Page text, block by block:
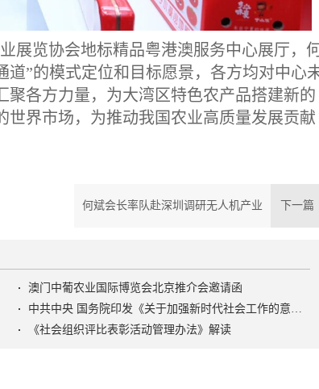
展览协会地标精品粤港澳服务中心展厅，
”的模式定位和目标愿景，各方均对中心
各方力量，为大湾区特色农产品搭建新的
界市场，为推动我国农业高质量发展贡献
下一篇
何斌会长率队赴深圳调研无人机产业
澳门中葡农业国际博览会北京推介会邀请函
《社会组织评比表彰活动管理办法》解读